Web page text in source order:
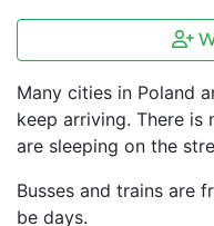
Many cities in Poland
keep arriving. There is
are sleeping on the
Busses and trains are
be days.